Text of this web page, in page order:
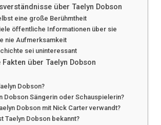
über Taelyn Dobson
eine große Berühmtheit
öffentliche Informationen über sie
nie Aufmerksamkeit
sei uninteressant
Fakten über Taelyn Dobson
Dobson?
Dobson Sängerin oder Schauspielerin?
Dobson mit Nick Carter verwandt?
Taelyn Dobson bekannt?